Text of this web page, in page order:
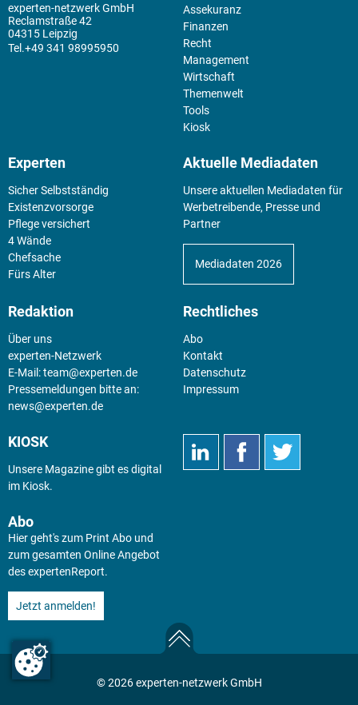
experten-netzwerk GmbH
Reclamstraße 42
04315 Leipzig
+49 341 98995950
Assekuranz
Finanzen
Recht
Management
Wirtschaft
Themenwelt
Tools
Kiosk
Experten
Sicher Selbstständig
Existenz­vorsorge
Pflege versichert
4 Wände
Chefsache
Fürs Alter
Aktuelle Mediadaten
Unsere aktuellen Mediadaten für
Werbetreibende, Presse und
Partner
Mediadaten 2026
Redaktion
Über uns
experten-Netzwerk
E-Mail:team@experten.de
Pressemeldungen bitte an:
news@experten.de
Rechtliches
Abo
Kontakt
Datenschutz
Impressum
KIOSK
Unsere Magazine gibt es digital
im Kiosk.
Abo
Hier geht's zum Print Abo und
zum gesamten Online Angebot
des expertenReport.
Jetzt anmelden!
© 2026 experten-netzwerk GmbH